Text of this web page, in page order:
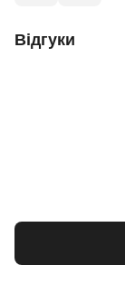
Відгуки